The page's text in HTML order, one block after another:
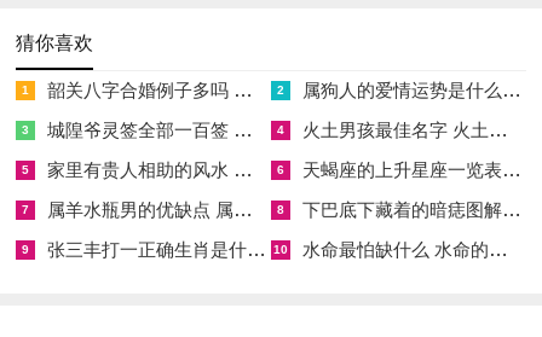
2026年5月24日（农历四月初八,星期日）- 此日执执位;是本月的
大吉之日之一。宜嫁娶、纳采、祭祀、祈福、求嗣、出火、出
忌讳在于开市、立券、造船 -需避免水上活动同商业交易。此日
猜你喜欢
1 韶关八字合婚例子多吗 韶关八字测风水 2 属狗人的爱情运势是什么意思 属狗的人爱情观
3 城隍爷灵签全部一百签 城隍爷灵签解签大全 4 火土男孩最佳名字 火土属性的字男孩名字有哪些
5 家里有贵人相助的风水 家里有贵人是什么意思 6 天蝎座的上升星座一览表 天蝎座的上升星座查询
7 属羊水瓶男的优缺点 属羊水瓶座男生性格爱情观 8 下巴底下藏着的暗痣图解 下巴尖底下有痣代表什么
9 张三丰打一正确生肖是什么意思 张三丰是指什么生肖 10 水命最怕缺什么 水命的人忌什么